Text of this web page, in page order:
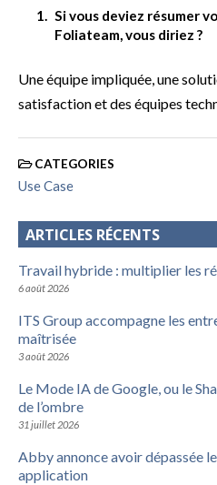
Si vous deviez résumer
Foliateam, vous diriez ?
Une équipe impliquée, une
satisfaction et des équipes
CATEGORIES
Use Case
ARTICLES RÉCENTS
Travail hybride : multiplier les
6 août 2026
ITS Group accompagne les
maîtrisée
3 août 2026
Le Mode IA de Google, ou le
de l’ombre
31 juillet 2026
Abby annonce avoir dépassée
application